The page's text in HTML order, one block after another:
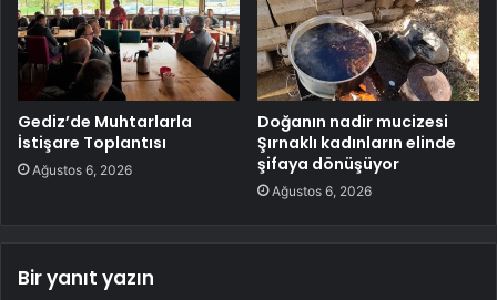
Gediz’de Muhtarlarla
İstişare Toplantısı
Ağustos 6, 2026
Doğanın nadir mucizesi
Şırnaklı kadınların elinde
şifaya dönüşüyor
Ağustos 6, 2026
Bir yanıt yazın